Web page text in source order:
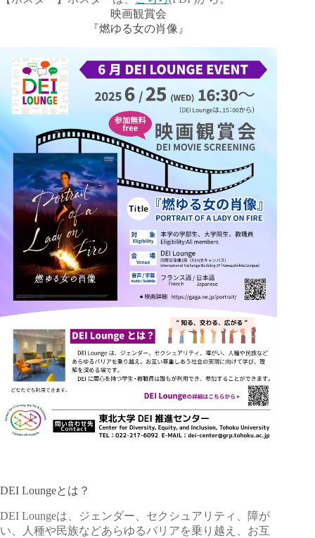
映画観賞会
『燃ゆる女の肖像』
DEI Loungeとは？
DEI Loungeは、ジェンダー、セクシュアリティ、障が
い、人種や民族などあらゆるバリアを乗り越え、お互